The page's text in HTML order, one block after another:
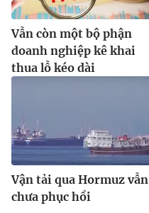
Vẫn còn một bộ phận
doanh nghiệp kê khai
thua lỗ kéo dài
Vận tải qua Hormuz vẫn
chưa phục hồi